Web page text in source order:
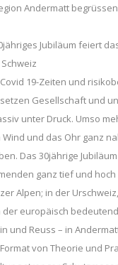
Andermatt
Jubiläum feiert
19-Zeiten und
Gesellschaft und
unter Druck. Umso
Wind und das Ohr ganz
Das 30jährige
ganz tief und
Alpen; in der
der europäisch
und Reuss – in
von Theorie und